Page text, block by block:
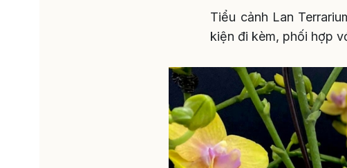
Tiểu cảnh Lan
kiện đi kèm, phối hợp